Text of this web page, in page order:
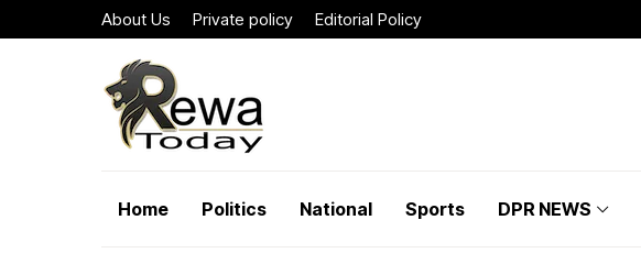
About Us Private policy Editorial Policy
Home Politics National Sports DPR NEWS